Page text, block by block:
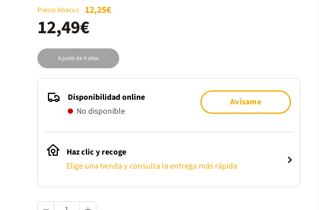
Precio Abacus 12,25€
12,49€
A partir de 4 años
Disponibilidad online
No disponible
Avísame
Haz clic y recoge
Elige una tienda y consulta la entrega más rápida